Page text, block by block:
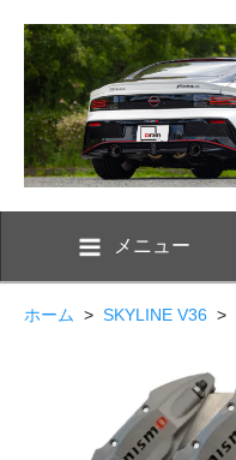
メニュー
ホーム > SKYLINE V36 >